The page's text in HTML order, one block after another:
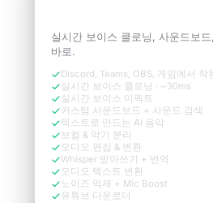
실시간 보이스 클로닝, 사운드보
바로.
Discord, Teams, OBS, 게임에서 작
실시간 보이스 클로닝 · ~30ms
실시간 보이스 이펙트
커스텀 사운드보드 + 사운드 검색
텍스트로 만드는 AI 음악
보컬 & 악기 분리
오디오 편집 & 변환
Whisper 받아쓰기 + 번역
오디오 텍스트 변환
노이즈 억제 + Mic Boost
유튜브 다운로더